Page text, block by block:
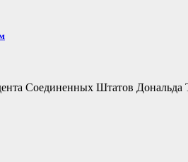
Соединенных Штатов